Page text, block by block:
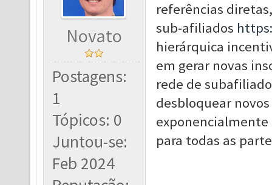
Novato
Postagens:
1
Tópicos: 0
Juntou-se:
Feb 2024
referências
sub-afiliados
hierárquica
em gerar novas
rede de
desbloquear
exponencialmente
para todas as